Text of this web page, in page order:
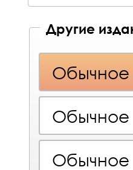
Другие
Обычное
Обычное
Обычное